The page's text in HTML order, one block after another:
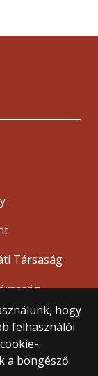
hogy
felhasználói
a böngésző
Társaság
1–3.